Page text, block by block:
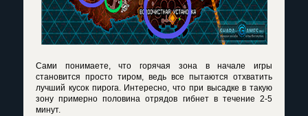
Сами понимаете, что горячая зона в начале игры
становится просто тиром, ведь все пытаются отхватить
лучший кусок пирога. Интересно, что при высадке в такую
зону примерно половина отрядов гибнет в течение 2-5
минут.